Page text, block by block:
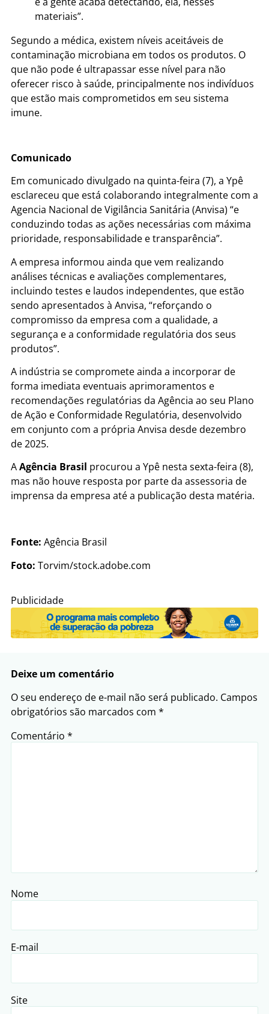
materiais”.
Segundo a médica, existem níveis aceitáveis de
contaminação microbiana em todos os produtos. O
que não pode é ultrapassar esse nível para não
oferecer risco à saúde, principalmente nos indivíduos
que estão mais comprometidos em seu sistema
imune.
Comunicado
Em comunicado divulgado na quinta-feira (7), a Ypê
esclareceu que está colaborando integralmente com a
Agencia Nacional de Vigilância Sanitária (Anvisa) “e
conduzindo todas as ações necessárias com máxima
prioridade, responsabilidade e transparência”.
A empresa informou ainda que vem realizando
análises técnicas e avaliações complementares,
incluindo testes e laudos independentes, que estão
sendo apresentados à Anvisa, “reforçando o
compromisso da empresa com a qualidade, a
segurança e a conformidade regulatória dos seus
produtos”.
A indústria se compromete ainda a incorporar de
forma imediata eventuais aprimoramentos e
recomendações regulatórias da Agência ao seu Plano
de Ação e Conformidade Regulatória, desenvolvido
em conjunto com a própria Anvisa desde dezembro
de 2025.
AAgência Brasil procurou a Ypê nesta sexta-feira (8),
mas não houve resposta por parte da assessoria de
imprensa da empresa até a publicação desta matéria.
Fonte: Agência Brasil
Foto: Torvim/stock.adobe.com
Publicidade
Deixe um comentário
O seu endereço de e-mail não será publicado. Campos
obrigatórios são marcados com *
Comentário *
Nome
E-mail
Site